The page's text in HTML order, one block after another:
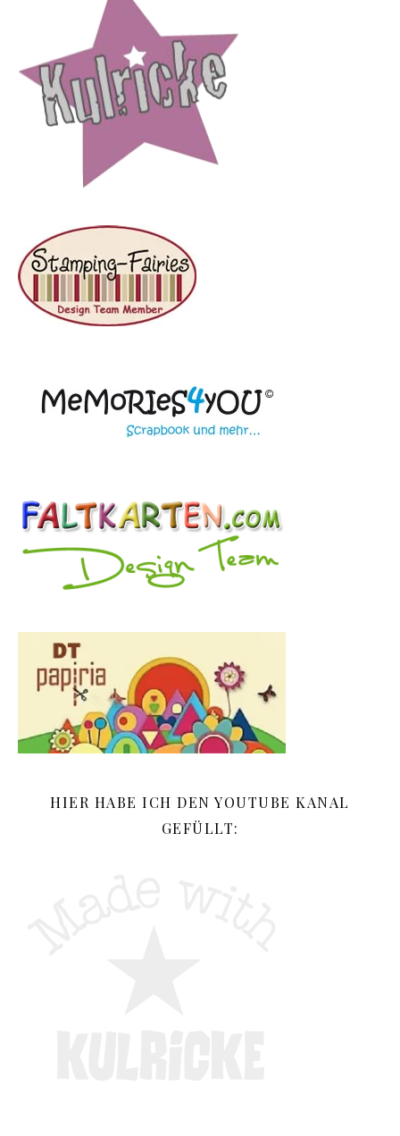
HIER HABE ICH DEN YOUTUBE KANAL
GEFÜLLT: